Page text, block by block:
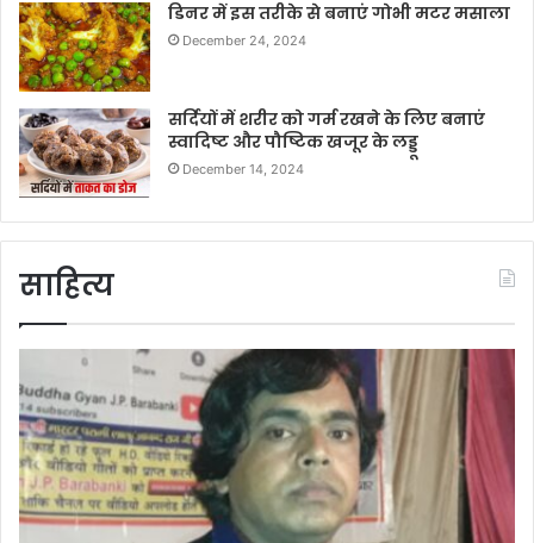
डिनर में इस तरीके से बनाएं गोभी मटर मसाला
December 24, 2024
सर्दियों में शरीर को गर्म रखने के लिए बनाएं
स्वादिष्ट और पौष्टिक खजूर के लड्डू
December 14, 2024
साहित्य